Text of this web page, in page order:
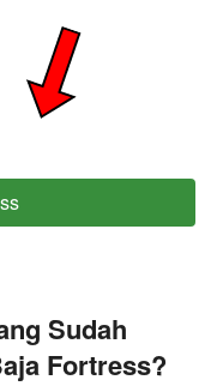
Sudah
Fortress?